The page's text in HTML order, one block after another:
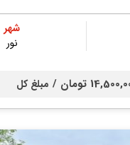
شهر
نور
تومان / مبلغ کل